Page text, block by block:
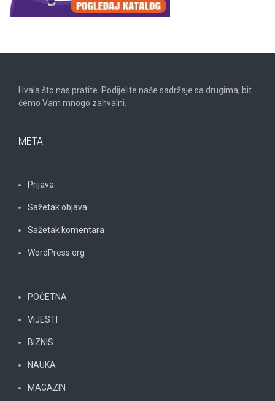
Hvala što nas pratite. Podijelite naše sadržaje sa drugima, bit
ćemo Vam mnogo zahvalni.
META
Prijava
Sažetak objava
Sažetak komentara
WordPress.org
POČETNA
VIJESTI
BIZNIS
NAUKA
MAGAZIN